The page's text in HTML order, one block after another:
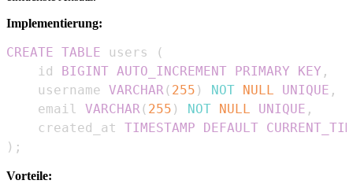
Implementierung:
CREATE TABLE users
(
    id
BIGINT AUTO_INCREMENT PRIMARY KEY ,
    username
VARCHAR( 255 ) NOT NULL UNIQUE ,
    email
VARCHAR( 255 ) NOT NULL UNIQUE ,
    created_at
TIMESTAMP DEFAULT
) ;
Vorteile: